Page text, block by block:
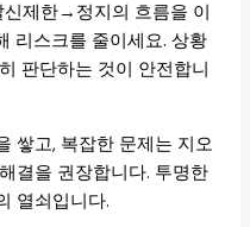
제한→정지의 흐름을 이
리스크를 줄이세요. 상황
판단하는 것이 안전합니
쌓고, 복잡한 문제는 지오
결을 권장합니다. 투명한
열쇠입니다.